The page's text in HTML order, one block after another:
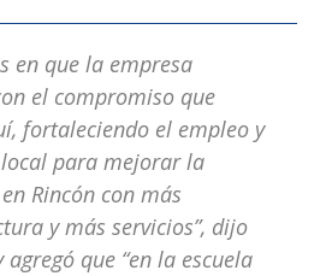
en que la empresa
el compromiso que
fortaleciendo el empleo y
para mejorar la
Rincón con más
y más servicios”, dijo
agregó que “en la escuela